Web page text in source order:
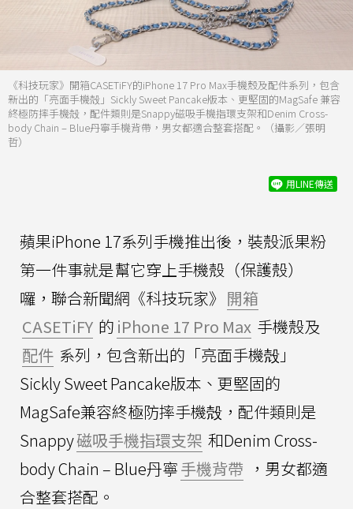
《科技玩家》開箱CASETiFY的iPhone 17 Pro Max手機殼及配件系列，包含
新出的「亮面手機殻」Sickly Sweet Pancake版本、更堅固的MagSafe 兼容
終極防摔手機殻，配件類則是Snappy磁吸手機指環支架和Denim Cross-
body Chain – Blue丹寧手機背帶，男女都適合整套搭配。（攝影／張明
哲）
用LINE傳送
蘋果iPhone 17系列手機推出後，裝殼派果粉
第一件事就是幫它穿上手機殼（保護殼）
囉，聯合新聞網《科技玩家》 開箱
CASETiFY 的 iPhone 17 Pro Max 手機殼及
配件 系列，包含新出的「亮面手機殻」
Sickly Sweet Pancake版本、更堅固的
MagSafe兼容終極防摔手機殻，配件類則是
Snappy磁吸手機指環支架 和Denim Cross-
body Chain – Blue丹寧手機背帶 ，男女都適
合整套搭配。